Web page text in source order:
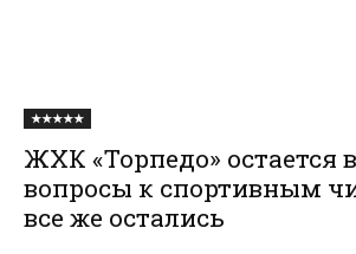
★★★★★
ЖХК «Торпедо» остается
вопросы к спортивным
все же остались